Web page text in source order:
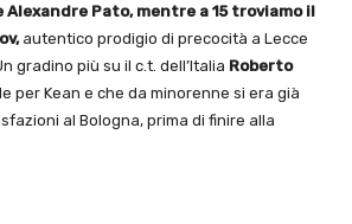
Alexandre Pato, mentre a 15 troviamo il
autentico prodigio di precocità a Lecce
gradino più su il c.t. dell’Italia Roberto
per Kean e che da minorenne si era già
al Bologna, prima di finire alla